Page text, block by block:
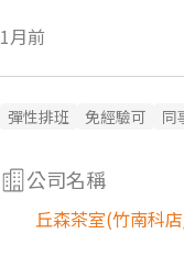
1月前
彈性排班 免經驗可 同
公司名稱
丘森茶室(竹南科